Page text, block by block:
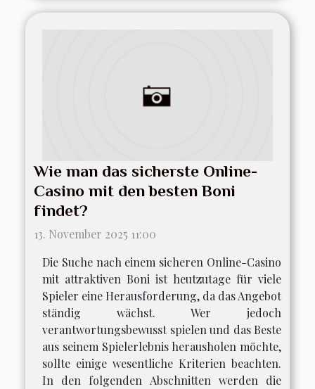
Wie man das sicherste Online-
Casino mit den besten Boni
findet?
13. November 2025 11:00
Die Suche nach einem sicheren Online-Casino
mit attraktiven Boni ist heutzutage für viele
Spieler eine Herausforderung, da das Angebot
ständig wächst. Wer jedoch
verantwortungsbewusst spielen und das Beste
aus seinem Spielerlebnis herausholen möchte,
sollte einige wesentliche Kriterien beachten.
In den folgenden Abschnitten werden die